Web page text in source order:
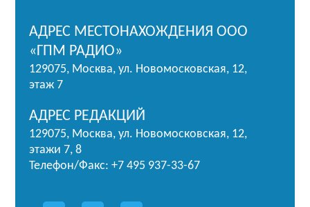
АДРЕС МЕСТОНАХОЖДЕНИЯ ООО
«ГПМ РАДИО»
129075, Москва, ул. Новомосковская, 12,
этаж 7
АДРЕС РЕДАКЦИЙ
129075, Москва, ул. Новомосковская, 12,
этажи 7, 8
Телефон/Факс: +7 495 937-33-67